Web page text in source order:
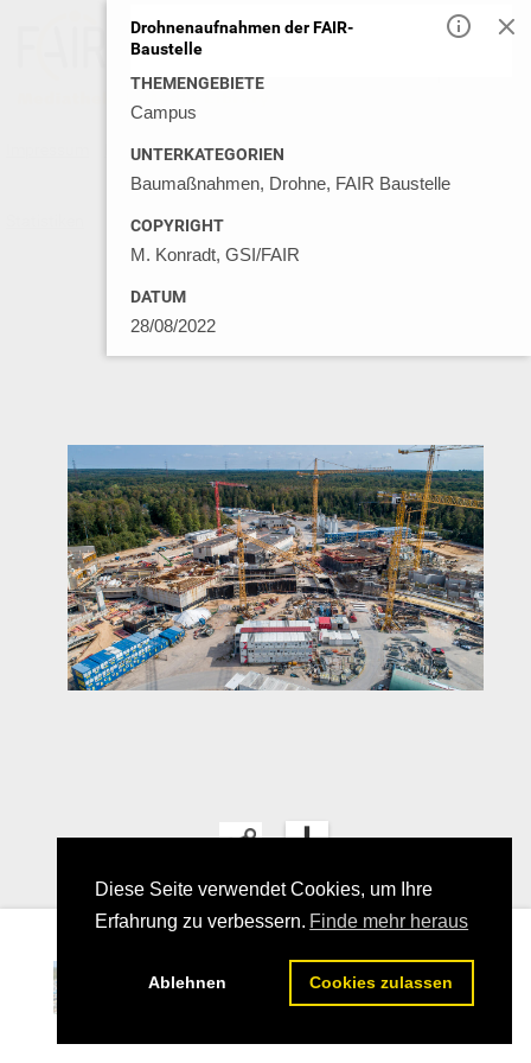
Diese Seite verwendet Cookies, um Ihre
Erfahrung zu verbessern. Finde mehr heraus
Ablehnen Cookies zulassen
Datenschutz Kontakt
Drohnenaufnahmen der FAIR-
Baustelle
THEMENGEBIETE
Campus
UNTERKATEGORIEN
Baumaßnahmen, Drohne, FAIR Baustelle
COPYRIGHT
M. Konradt, GSI/FAIR
DATUM
28/08/2022
12